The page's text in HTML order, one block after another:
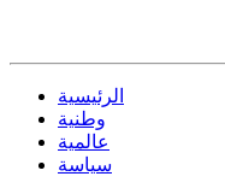
الرئيسية
وطنية
عالمية
سياسة